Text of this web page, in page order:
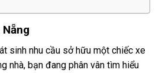
sinh nhu cầu sở hữu một chiếc xe
nhà, bạn đang phân vân tìm hiểu